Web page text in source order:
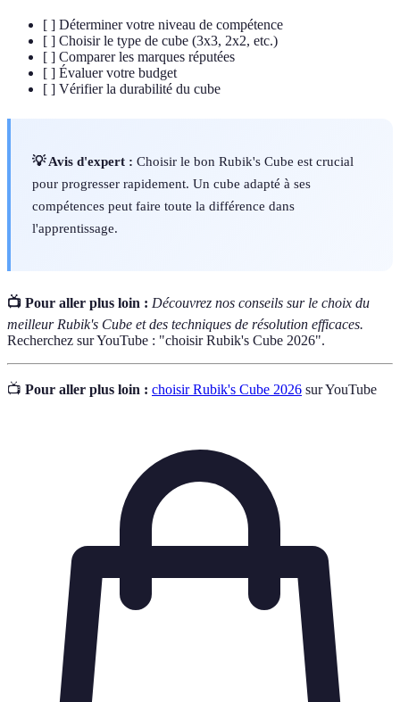
[ ] Déterminer votre niveau de compétence
[ ] Choisir le type de cube (3x3, 2x2, etc.)
[ ] Comparer les marques réputées
[ ] Évaluer votre budget
[ ] Vérifier la durabilité du cube
💡 Avis d'expert : Choisir le bon Rubik's Cube est crucial
pour progresser rapidement. Un cube adapté à ses
compétences peut faire toute la différence dans
l'apprentissage.
📺 Pour aller plus loin : Découvrez nos conseils sur le choix du
meilleur Rubik's Cube et des techniques de résolution efficaces.
Recherchez sur YouTube : "choisir Rubik's Cube 2026".
📺 Pour aller plus loin : choisir Rubik's Cube 2026 sur YouTube